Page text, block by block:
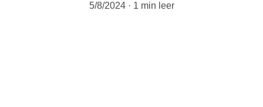
5/8/2024
1 min leer